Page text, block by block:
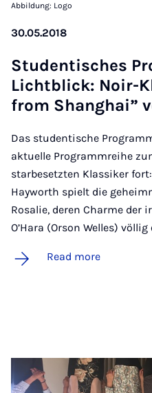
Abbildung: Logo
30.05.2018
Stu­dentisches
Licht­blick: Noir-
from Shang­hai”
Das studentische
aktuelle Programmreihe
starbesetzten Klassiker
Hayworth spielt die
Rosalie, deren Charme der
O’Hara (Orson Welles)
Read more